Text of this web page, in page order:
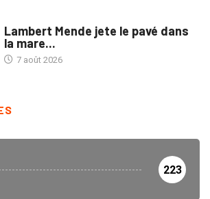
Lambert Mende jete le pavé dans
la mare...
7 août 2026
223